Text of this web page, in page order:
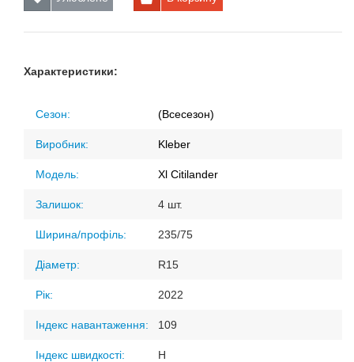
Характеристики:
Сезон: (Всесезон)
Виробник: Kleber
Модель: Xl Citilander
Залишок: 4 шт.
Ширина/профіль: 235/75
Діаметр: R15
Рік: 2022
Індекс навантаження: 109
Індекс швидкості: H